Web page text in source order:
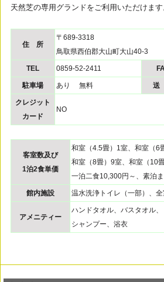
天然芝の専用グランドをご利用いただけま
住 所
〒689-3318
鳥取県西伯郡大山町大山40-3
TEL 0859-52-2411
駐車場 あり 無料 送
クレジット
カード
NO
客室数及び
1泊2食単価
和室（4.5畳）1室、和室（6
和室（8畳）9室、和室（10
一泊二食10,300円～、素泊
館内施設 温水洗浄トイレ（一部）、
アメニティー
ハンドタオル、バスタオル、
シャンプー、浴衣